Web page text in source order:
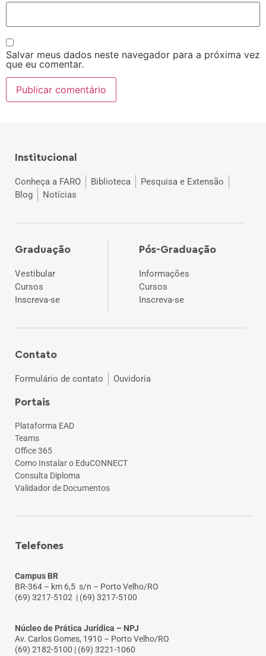
Salvar meus dados neste navegador para a próxima vez
que eu comentar.
Institucional
Conheça a FARO Biblioteca
Pesquisa e Extensão
Blog
Notícias
Graduação
Vestibular
Cursos
Inscreva-se
Pós-Graduação
Informações
Cursos
Inscreva-se
Contato
Formulário de contato Ouvidoria
Portais
Plataforma EAD
Teams
Office 365
Como Instalar o EduCONNECT
Consulta Diploma
Validador de Documentos
Telefones
Campus BR
BR-364 – km 6,5 s/n – Porto Velho/RO
(69) 3217-5102 | (69) 3217-5100
Núcleo de Prática Jurídica – NPJ
Av. Carlos Gomes, 1910 – Porto Velho/RO
(69) 2182-5100 | (69) 3221-1060